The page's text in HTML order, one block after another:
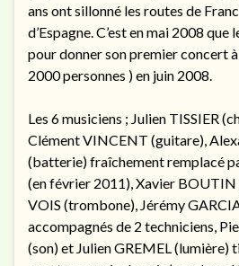
ans ont sillonné les routes de
d’Espagne. C’est en mai 2008
pour donner son premier concert
2000 personnes ) en juin 2008.
Les 6 musiciens ; Julien TISSIER
Clément VINCENT (guitare),
(batterie) fraîchement remplacé
(en février 2011), Xavier BOUTIN
VOIS (trombone), Jérémy
accompagnés de 2 techniciens,
(son) et Julien GREMEL (lumière)